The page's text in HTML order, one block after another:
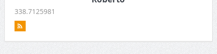
338.7125981